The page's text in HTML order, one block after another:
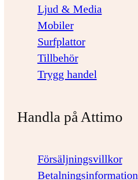
Ljud & Media
Mobiler
Surfplattor
Tillbehör
Trygg handel
Handla på Attimo
Försäljningsvillkor
Betalningsinformation